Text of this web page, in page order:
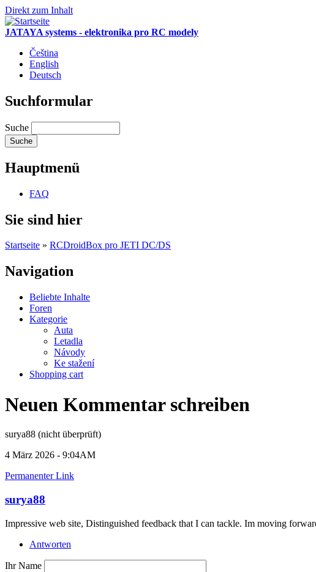
Direkt zum Inhalt
JATAYA systems - elektronika pro RC modely
Čeština
English
Deutsch
Suchformular
Suche
Hauptmenü
FAQ
Sie sind hier
Startseite » RCDroidBox pro JETI DC/DS
Navigation
Beliebte Inhalte
Foren
Kategorie
Auta
Letadla
Návody
Ke stažení
Shopping cart
Neuen Kommentar schreiben
surya88 (nicht überprüft)
4 März 2026 - 9:04AM
Permanenter Link
surya88
Impressive web site, Distinguished feedback that I can tackle. Im moving
Antworten
Ihr Name